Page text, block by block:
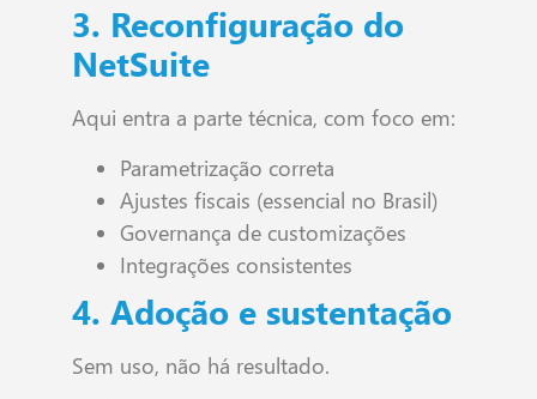
3. Reconfiguração do
NetSuite
Aqui entra a parte técnica, com foco em:
Parametrização correta
Ajustes fiscais (essencial no Brasil)
Governança de customizações
Integrações consistentes
4. Adoção e sustentação
Sem uso, não há resultado.